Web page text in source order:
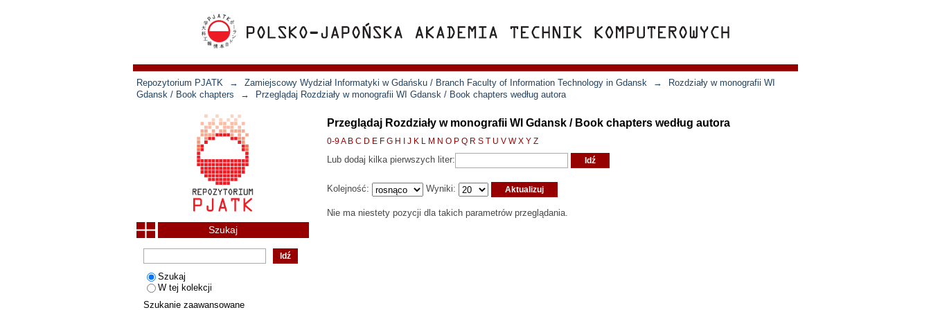
Repozytorium PJATK → Zamiejscowy Wydział Informatyki w Gdańsku / Branch Faculty of Information Technology in Gdansk →
Rozdziały w monografii WI
Gdansk / Book chapters
→ Przeglądaj Rozdziały w monografii WI Gdansk / Book chapters według autora
Przeglądaj Rozdziały w monografii WI Gdansk / Book chapters według autora
0-9A B C D E F G H J K L M N O P Q R S T U V W X Y Z
Lub dodaj kilka pierwszych liter:
Kolejność: Wyniki:
Nie ma niestety pozycji dla takich parametrów przeglądania.
Szukaj
Szukaj
W tej kolekcji
Szukanie zaawansowane